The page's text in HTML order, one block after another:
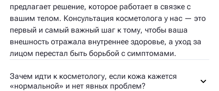
предлагает решение, которое работает в связке с
вашим телом. Консультация косметолога у нас — это
первый и самый важный шаг к тому, чтобы ваша
внешность отражала внутреннее здоровье, а уход за
лицом перестал быть борьбой с симптомами.
Зачем идти к косметологу, если кожа кажется
«нормальной» и нет явных проблем?